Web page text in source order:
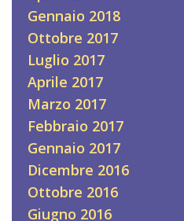
Gennaio 2018
Ottobre 2017
Luglio 2017
Aprile 2017
Marzo 2017
Febbraio 2017
Gennaio 2017
Dicembre 2016
Ottobre 2016
Giugno 2016